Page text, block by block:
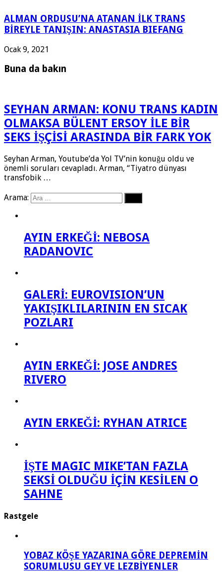
ALMAN ORDUSU’NA ATANAN İLK TRANS
BİREYLE TANIŞIN: ANASTASIA BIEFANG
Ocak 9, 2021
Buna da bakın
SEYHAN ARMAN: KONU TRANS KADIN
OLMAKSA BÜLENT ERSOY İLE BİR
SEKS İŞÇİSİ ARASINDA BİR FARK YOK
Seyhan Arman, Youtube’da Yol TV’nin konuğu oldu ve
önemli soruları cevapladı. Arman, “Tiyatro dünyası
transfobik …
Arama:
AYIN ERKEĞİ: NEBOSA
RADANOVIC
GALERİ: EUROVISION’UN
YAKIŞIKLILARININ EN SICAK
POZLARI
AYIN ERKEĞİ: JOSE ANDRES
RIVERO
AYIN ERKEĞİ: RYHAN ATRICE
İŞTE MAGIC MIKE’TAN FAZLA
SEKSİ OLDUĞU İÇİN KESİLEN O
SAHNE
Rastgele
YOBAZ KÖŞE YAZARINA GÖRE DEPREMİN
SORUMLUSU GEY VE LEZBİYENLER